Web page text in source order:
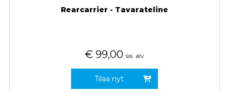
Rearcarrier - Tavarateline
€ 99,00 sis. alv
Tilaa nyt